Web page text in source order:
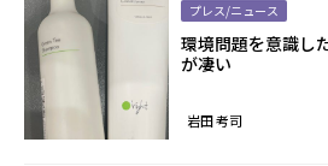
プレス/ニュース
環境問題を意識し
が凄い
岩田 考司